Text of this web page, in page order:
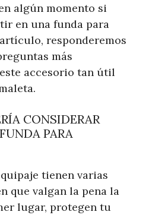
algún momento si
en una funda para
responderemos
más
accesorio tan útil
CONSIDERAR
PARA
tienen varias
que valgan la pena la
lugar, protegen tu